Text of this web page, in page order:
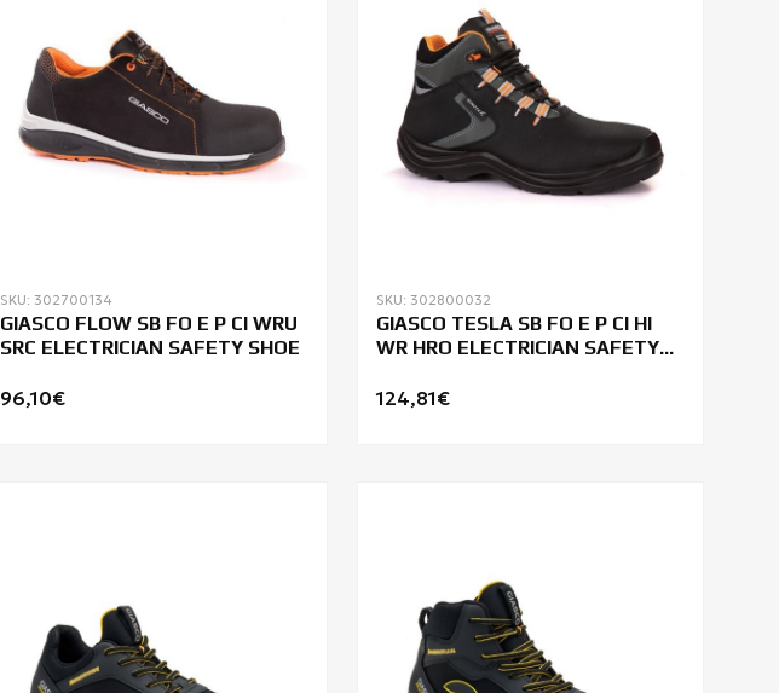
SKU: 302700134
GIASCO FLOW SB FO E P CI WRU
SRC ELECTRICIAN SAFETY SHOE
96,10€
SKU: 302800032
GIASCO TESLA SB FO E P CI HI
WR HRO ELECTRICIAN SAFETY
124,81€